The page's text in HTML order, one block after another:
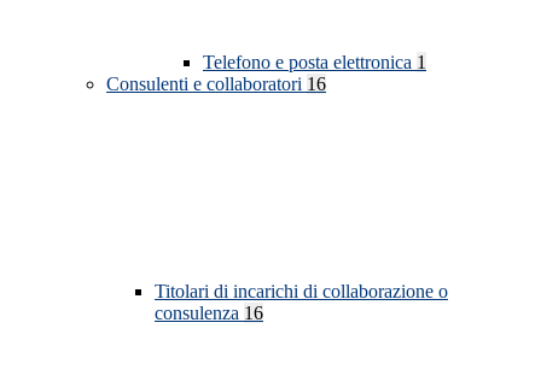
Telefono e posta elettronica 1
Consulenti e collaboratori 16
Titolari di incarichi di collaborazione o
consulenza 16